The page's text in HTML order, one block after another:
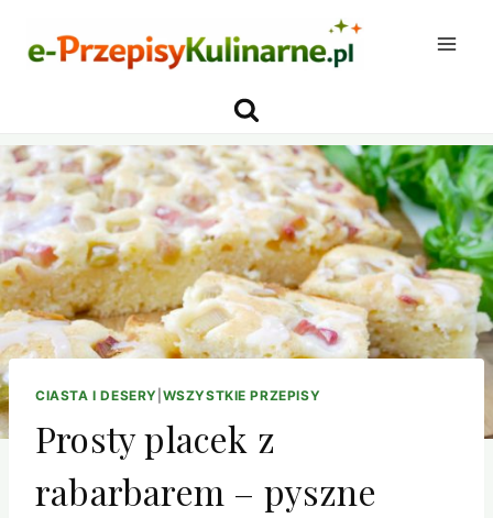
CIASTA I DESERY WSZYSTKIE PRZEPISY
Prosty placek z
rabarbarem – pyszne